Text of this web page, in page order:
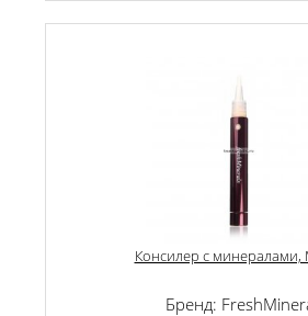
Консилер с минералами,
Бренд: